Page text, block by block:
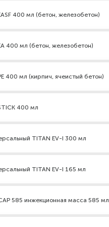
400 мл (бетон, железобетон)
400 мл (бетон, железобетон)
400 мл (кирпич, ячеистый бетон)
400 мл
TITAN EV-I 300 мл
TITAN EV-I 165 мл
585 инжекционная масса 585 мл